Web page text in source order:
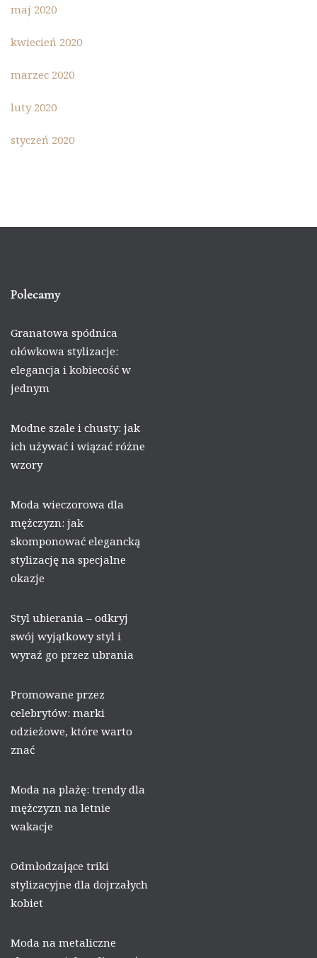
maj 2020
kwiecień 2020
marzec 2020
luty 2020
styczeń 2020
Polecamy
Granatowa spódnica
ołówkowa stylizacje:
elegancja i kobiecość w
jednym
Modne szale i chusty: jak
ich używać i wiązać różne
wzory
Moda wieczorowa dla
mężczyzn: jak
skomponować elegancką
stylizację na specjalne
okazje
Styl ubierania – odkryj
swój wyjątkowy styl i
wyraź go przez ubrania
Promowane przez
celebrytów: marki
odzieżowe, które warto
znać
Moda na plażę: trendy dla
mężczyzn na letnie
wakacje
Odmłodzające triki
stylizacyjne dla dojrzałych
kobiet
Moda na metaliczne